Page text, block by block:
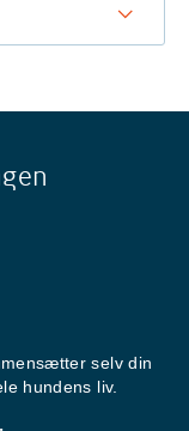
selv din
hundens liv.